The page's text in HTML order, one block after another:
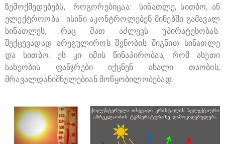
ზემოქმედებებს, როგორებიცაა: სინათლე, სითბო, ან
ელექტროობა. ისინი აკონტროლებენ მინებში გამავალ
სინათლეს, რაც მათ აძლევს უპირატესობას
შექცევადად არეგულიროს შენობის შიგნით სინათლე
და სითბო. ეს კი იმის წინაპირობაა, რომ ასეთი
სახეობის ფანჯრები იქცნენ ახალი თაობის,
მრავალდანიშნულებიან მოწყობილობებად.